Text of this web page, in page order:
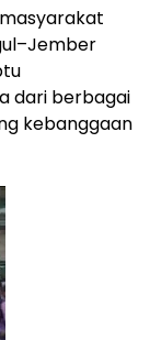
masyarakat
dari berbagai
kebanggaan